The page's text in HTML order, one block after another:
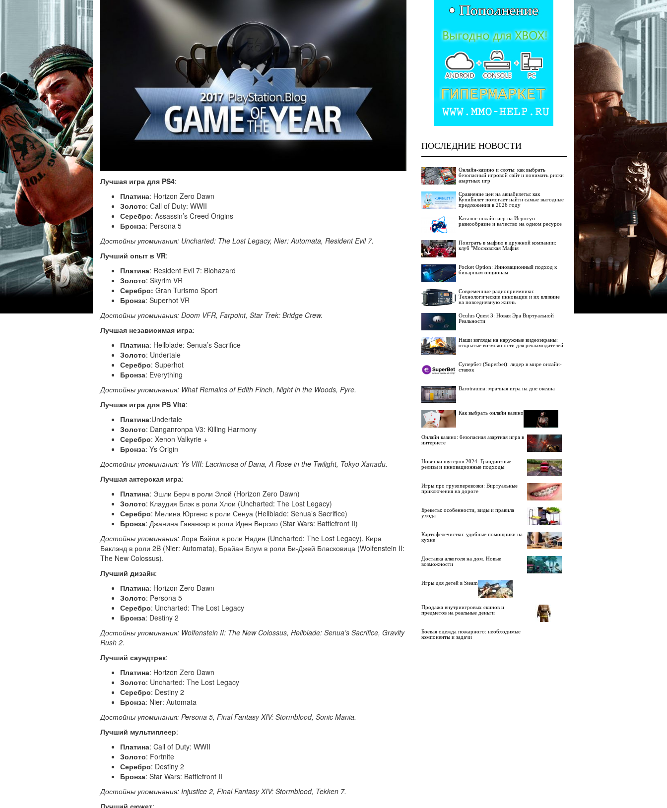
Лучшая игра для PS4:
Платина: Horizon Zero Dawn
Золото: Call of Duty: WWII
Серебро: Assassin’s Creed Origins
Бронза: Persona 5
Достойны упоминания: Uncharted: The Lost Legacy, Nier: Automata, Resident Evil 7.
Лучший опыт в VR:
Платина: Resident Evil 7: Biohazard
Золото: Skyrim VR
Серебро: Gran Turismo Sport
Бронза: Superhot VR
Достойны упоминания: Doom VFR, Farpoint, Star Trek: Bridge Crew.
Лучшая независимая игра:
Платина: Hellblade: Senua’s Sacrifice
Золото: Undertale
Серебро: Superhot
Бронза: Everything
Достойны упоминания: What Remains of Edith Finch, Night in the Woods, Pyre.
Лучшая игра для PS Vita:
Платина:Undertale
Золото: Danganronpa V3: Killing Harmony
Серебро: Xenon Valkyrie +
Бронза: Ys Origin
Достойны упоминания: Ys VIII: Lacrimosa of Dana, A Rose in the Twilight, Tokyo Xanadu.
Лучшая актерская игра:
Платина: Эшли Берч в роли Элой (Horizon Zero Dawn)
Золото: Клаудия Блэк в роли Хлои (Uncharted: The Lost Legacy)
Серебро: Мелина Юргенс в роли Сенуа (Hellblade: Senua’s Sacrifice)
Бронза: Джанина Гаванкар в роли Иден Версио (Star Wars: Battlefront II)
Достойны упоминания: Лора Бэйли в роли Надин (Uncharted: The Lost Legacy), Кира
Баклэнд в роли 2B (Nier: Automata), Брайан Блум в роли Би-Джей Бласковица (Wolfenstein II:
The New Colossus).
Лучший дизайн:
Платина: Horizon Zero Dawn
Золото: Persona 5
Серебро: Uncharted: The Lost Legacy
Бронза: Destiny 2
Достойны упоминания: Wolfenstein II: The New Colossus, Hellblade: Senua’s Sacrifice, Gravity
Rush 2.
Лучший саундтрек:
Платина: Horizon Zero Dawn
Золото: Uncharted: The Lost Legacy
Серебро: Destiny 2
Бронза: Nier: Automata
Достойны упоминания: Persona 5, Final Fantasy XIV: Stormblood, Sonic Mania.
Лучший мультиплеер:
Платина: Call of Duty: WWII
Золото: Fortnite
Серебро: Destiny 2
Бронза: Star Wars: Battlefront II
Достойны упоминания: Injustice 2, Final Fantasy XIV: Stormblood, Tekken 7.
ПОСЛЕДНИЕ НОВОСТИ
Онлайн-казино и слоты: как выбрать
безопасный игровой сайт и понимать риски
азартных игр
Сравнение цен на авиабилеты: как
КупиБилет помогает найти самые выгодные
предложения в 2026 году
Каталог онлайн игр на Игросуп:
разнообразие и качество на одном ресурсе
Поиграть в мафию в дружной компании:
клуб "Московская Мафия
Pocket Option: Инновационный подход к
бинарным опционам
Современные радиоприемники:
Технологические инновации и их влияние
на повседневную жизнь
Oculus Quest 3: Новая Эра Виртуальной
Реальности
Наши взгляды на наружные видеоэкраны:
открытые возможности для рекламодателей
Супербет (Superbet): лидер в мире онлайн-
ставок
Barotrauma: мрачная игра на дне океана
Как выбрать онлайн казино
Онлайн казино: безопасная азартная игра в
интернете
Новинки шутеров 2024: Грандиозные
релизы и инновационные подходы
Игры про грузоперевозки: Виртуальные
приключения на дороге
Брекеты: особенности, виды и правила
ухода
Картофелечистки: удобные помощники на
кухне
Доставка алкоголя на дом. Новые
возможности
Игры для детей в Steam
Продажа внутриигровых скинов и
предметов на реальные деньги
Боевая одежда пожарного: необходимые
компоненты и задачи